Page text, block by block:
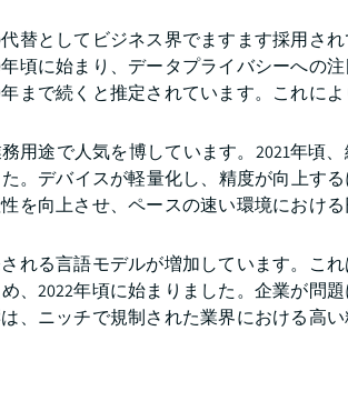
替としてビジネス界でますます採用さ
頃に始まり、データプライバシーへの
まで続くと推定されています。これに
用途で人気を博しています。2021年頃
。デバイスが軽量化し、精度が向上す
を向上させ、ペースの速い環境におけ
れる言語モデルが増加しています。こ
、2022年頃に始まりました。企業が問
、ニッチで規制された業界における高